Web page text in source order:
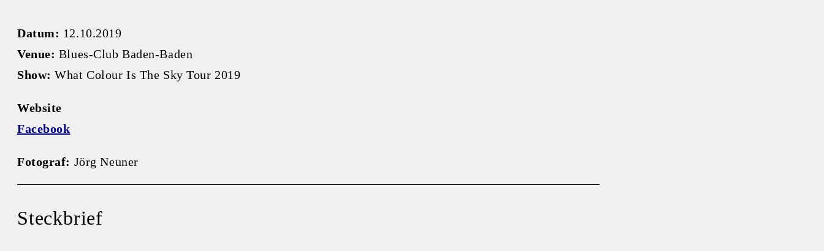
Datum: 12.10.2019
Venue: Blues-Club Baden-Baden
Show: What Colour Is The Sky Tour 2019
Website
Facebook
Fotograf: Jörg Neuner
Steckbrief